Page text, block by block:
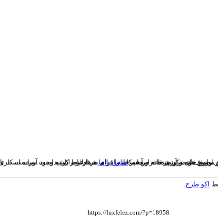
خود را خریداری نمایید.در صورت برخورد با هرگونه مشکل در استفاده از سایت میتوانید با کارشناسان پشتیبان ما از طریق روش های ذکر شده درصفحهتماس با مادر ارتباط باشید.
اکو طرح.